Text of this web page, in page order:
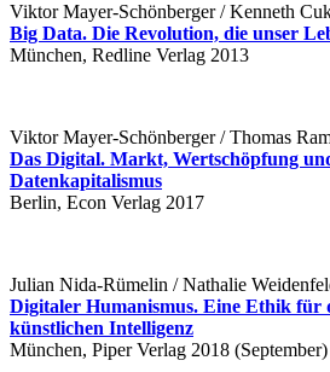
Viktor Mayer-Schönberger / Kenneth
Big Data. Die Revolution, die unser
München, Redline Verlag 2013
Viktor Mayer-Schönberger / Thomas
Das Digital. Markt, Wertschöpfung
Datenkapitalismus
Berlin, Econ Verlag 2017
Julian Nida-Rümelin / Nathalie
Digitaler Humanismus. Eine Ethik für
künstlichen Intelligenz
München, Piper Verlag 2018 (September)